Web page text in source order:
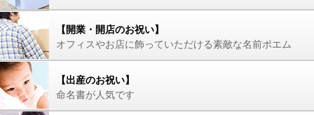
【開業・開店のお祝い】
オフィスやお店に飾っていただける素敵な名前ポエム
【出産のお祝い】
命名書が人気です